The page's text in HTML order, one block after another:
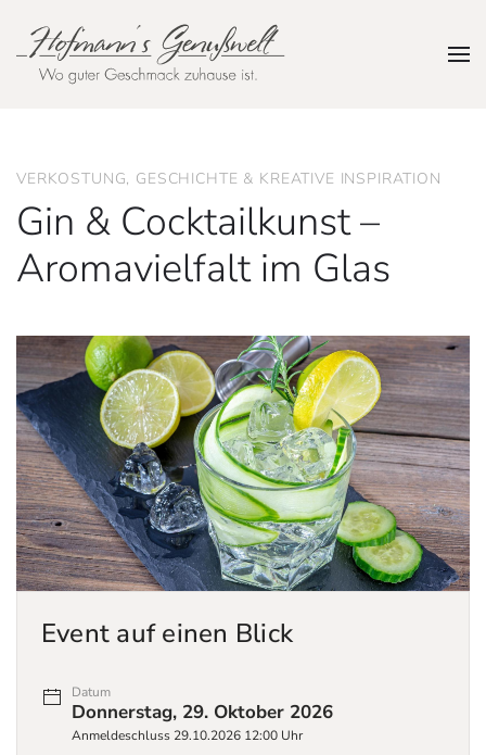
Zum Hauptinhalt springen
VERKOSTUNG, GESCHICHTE & KREATIVE INSPIRATION
Gin & Cocktailkunst –
Aromavielfalt im Glas
Event auf einen Blick
Datum
Donnerstag, 29. Oktober 2026
Anmeldeschluss 29.10.2026 12:00 Uhr